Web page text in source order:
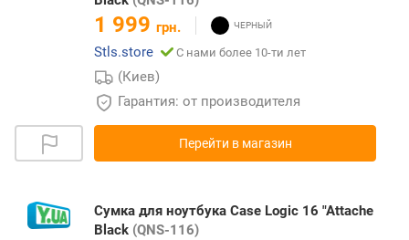
1 999 грн.
Stls.store
С нами более 10-ти лет
(Киев)
Гарантия: от производителя
Перейти в магазин
Сумка для ноутбука Case Logic 16 "Attache
Black (QNS-116)